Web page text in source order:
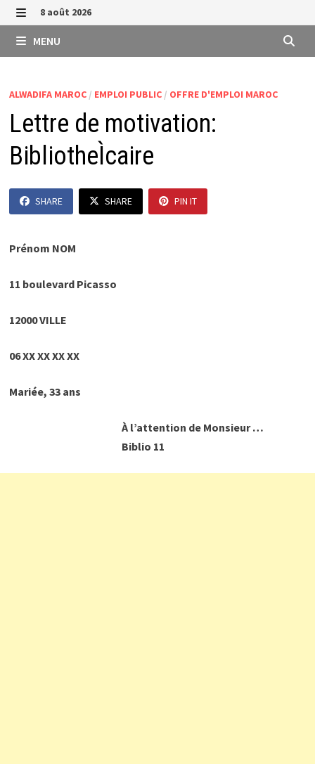
Passer
au
contenu
MENU
8 août 2026
MENU
ALWADIFA MAROC/ EMPLOI PUBLIC/ OFFRE D'EMPLOI MAROC
Lettre de motivation:
BibliotheÌcaire
SHARE SHARE PIN IT
Prénom NOM
11 boulevard Picasso
12000 VILLE
06 XX XX XX XX
Mariée, 33 ans
À l’attention de Monsieur …
Biblio 11